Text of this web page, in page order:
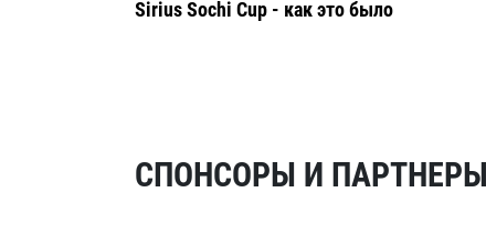
Sirius Sochi Cup - как это было
СПОНСОРЫ И ПАРТНЕРЫ